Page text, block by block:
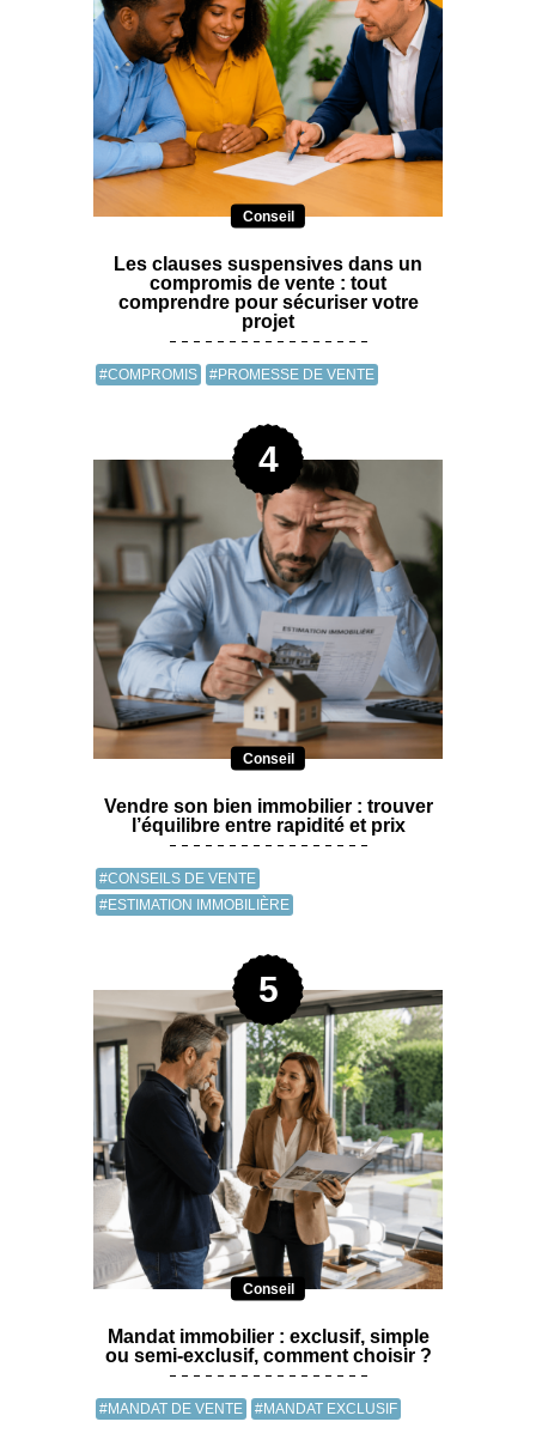
Conseil
Les clauses suspensives dans un
compromis de vente : tout
comprendre pour sécuriser votre
projet
#COMPROMIS #PROMESSE DE VENTE
Conseil
Vendre son bien immobilier : trouver
l’équilibre entre rapidité et prix
#CONSEILS DE VENTE
#ESTIMATION IMMOBILIÈRE
Conseil
Mandat immobilier : exclusif, simple
ou semi-exclusif, comment choisir ?
#MANDAT DE VENTE #MANDAT EXCLUSIF